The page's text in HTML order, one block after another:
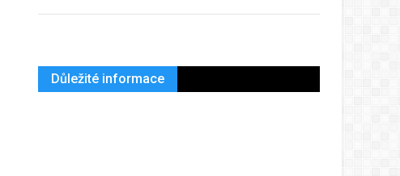
Důležité informace